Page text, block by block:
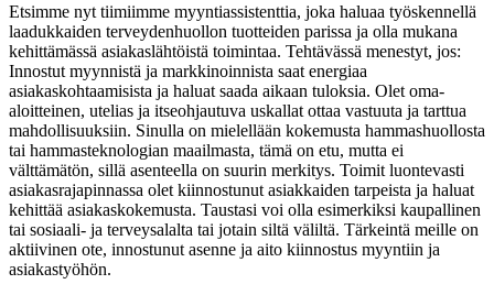
Etsimme nyt tiimiimme myyntiassistenttia, joka haluaa työskennellä
laadukkaiden terveydenhuollon tuotteiden parissa ja olla mukana
kehittämässä asiakaslähtöistä toimintaa. Tehtävässä menestyt, jos:
Innostut myynnistä ja markkinoinnista saat energiaa
asiakaskohtaamisista ja haluat saada aikaan tuloksia. Olet oma-
aloitteinen, utelias ja itseohjautuva uskallat ottaa vastuuta ja tarttua
mahdollisuuksiin. Sinulla on mielellään kokemusta hammashuollosta
tai hammasteknologian maailmasta, tämä on etu, mutta ei
välttämätön, sillä asenteella on suurin merkitys. Toimit luontevasti
asiakasrajapinnassa olet kiinnostunut asiakkaiden tarpeista ja haluat
kehittää asiakaskokemusta. Taustasi voi olla esimerkiksi kaupallinen
tai sosiaali- ja terveysalalta tai jotain siltä väliltä. Tärkeintä meille on
aktiivinen ote, innostunut asenne ja aito kiinnostus myyntiin ja
asiakastyöhön.